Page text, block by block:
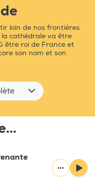
loin de nos frontières
la cathédrale va être
être roi de France et
son nom et son